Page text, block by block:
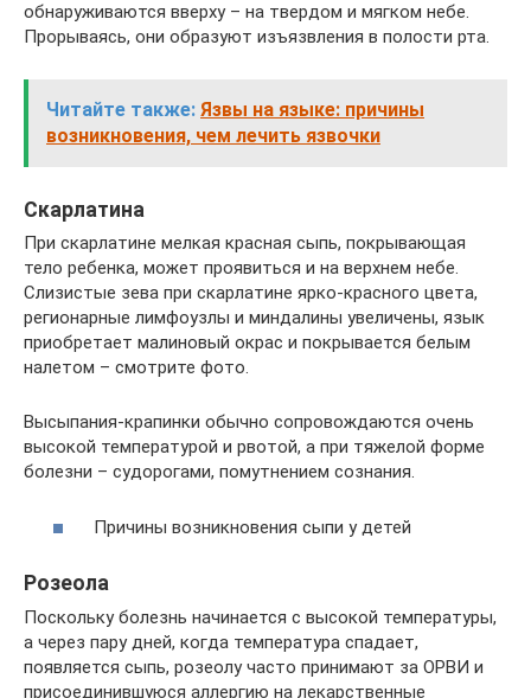
обнаруживаются вверху – на твердом и мягком небе.
Прорываясь, они образуют изъязвления в полости рта.
Читайте также: Язвы на языке: причины
возникновения, чем лечить язвочки
Скарлатина
При скарлатине мелкая красная сыпь, покрывающая
тело ребенка, может проявиться и на верхнем небе.
Слизистые зева при скарлатине ярко-красного цвета,
регионарные лимфоузлы и миндалины увеличены, язык
приобретает малиновый окрас и покрывается белым
налетом – смотрите фото.
Высыпания-крапинки обычно сопровождаются очень
высокой температурой и рвотой, а при тяжелой форме
болезни – судорогами, помутнением сознания.
Причины возникновения сыпи у детей
Розеола
Поскольку болезнь начинается с высокой температуры,
а через пару дней, когда температура спадает,
появляется сыпь, розеолу часто принимают за ОРВИ и
присоединившуюся аллергию на лекарственные